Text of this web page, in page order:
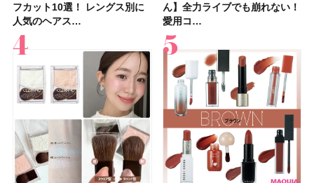
フカット10選！ レングス別に
人気のヘアス…
ん】全力ライブでも崩れない！
愛用コ…
「ブライトニング」11選！ ス
キンケアからサプ…
ア」ランキングTOP5！＜マキ
アビューティ…
ん】全力ライブでも崩れない！
愛用コ…
ハイライトNのスウォッチ＆口
コミを紹介！ ツ…
めUVのおすすめ20選！ この夏
注目の人気…
HACCIのホリデーギフトが豪華
すぎると話題…
うねりやすいクセ毛なんです」
美しいロングヘア…
すは日本縦断！ 山之内すずさ
んが100km歩…
の髪型30選！ 若く見える・手
入れが楽な…
36選！ショート・ボブ・ミディ
アム・ロング…
中国割烹旅館 掬水亭の宿泊券
を1組2名様にプ…
コスメ・スキンケア・ヘアケア
etc.お気に…
タリーティントリップ」全色レ
ビュー｜イエベ・…
「ウォータリーティントリップ
」10モモピュ…